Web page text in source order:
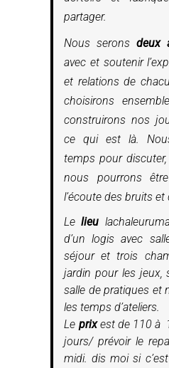
partager.
Nous seronsdeux
avec et soutenir
et relations de
choisirons
construirons nos
ce qui est là.
temps pour discuter,
nous pourrons
l’écoute des bruits et
Lelieu
d’un logis avec
séjour et trois
jardin pour les jeux,
salle de pratiques et
les temps d’ateliers.
Le prixest de 110 à
jours/ prévoir le
midi. dis moi si